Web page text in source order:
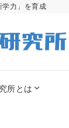
学力」を育成
所とは